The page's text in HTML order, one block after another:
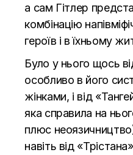
а сам Гітлер
комбінацію
героїв і в їхньому
Було у нього щось
особливо в його
жінками, і від
яка справила на
плюс неоязичництво)
навіть від